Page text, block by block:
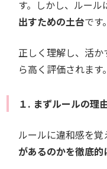
す。しかし、ルー
出すための土台です。
正しく理解し、活
ら高く評価されます。
１. まずルールの理
ルールに違和感を
があるのかを徹底的